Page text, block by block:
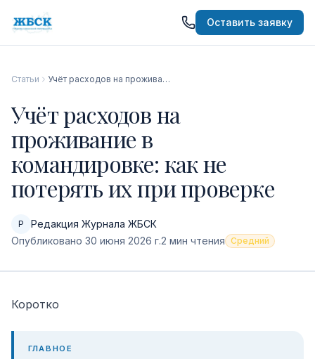
Оставить заявку
Статьи Учёт расходов на проживание в командировке: как не потерять их при проверке
Учёт расходов на
проживание в
командировке: как не
потерять их при проверке
Р
Редакция Журнала ЖБСК
Опубликовано 30 июня 2026 г.2 мин чтения Средний
Коротко
ГЛАВНОЕ